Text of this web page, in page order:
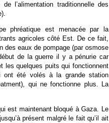
l’alimentation traditionnelle des
phréatique est menacée par la
agricoles côté Est. De ce fait,
des eaux de pompage (par osmose
de la guerre il y a pénurie car
les quelques puits qui fonctionnent
ont été volés à la grande station
qui ne fonctionne plus. La
est maintenant bloqué à Gaza. Le
présent malgré le fait qu’il ait